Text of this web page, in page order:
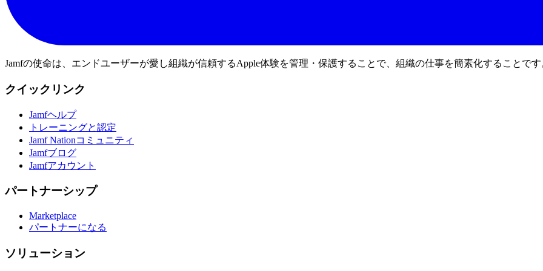
Jamfの使命は、エンドユーザーが愛し組織が信頼するApple体験を管理・保護することで、組織の仕事を簡素化することです
クイックリンク
Jamfヘルプ
トレーニングと認定
Jamf Nationコミュニティ
Jamfブログ
Jamfアカウント
パートナーシップ
Marketplace
パートナーになる
ソリューション